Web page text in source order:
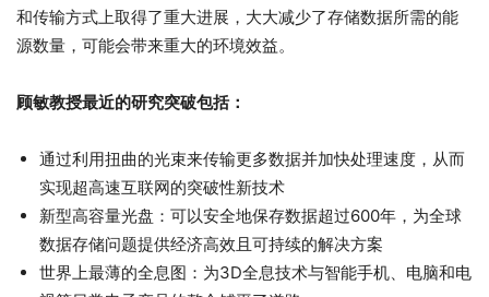
和传输方式上取得了重大进展，大大减少了存储数据所需的能
源数量，可能会带来重大的环境效益。
顾敏教授最近的研究突破包括：
通过利用扭曲的光束来传输更多数据并加快处理速度，从而
实现超高速互联网的突破性新技术
新型高容量光盘：可以安全地保存数据超过600年，为全球
数据存储问题提供经济高效且可持续的解决方案
世界上最薄的全息图：为3D全息技术与智能手机、电脑和电